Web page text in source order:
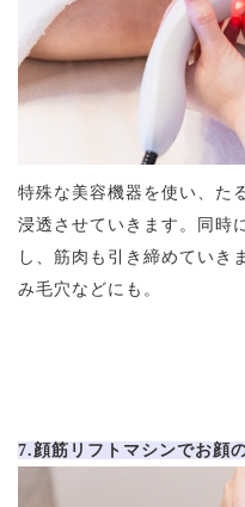
特殊な美容機器を使い、た
浸透させていきます。同時
し、筋肉も引き締めていき
み毛穴などにも。
7.顔筋リフトマシンでお顔